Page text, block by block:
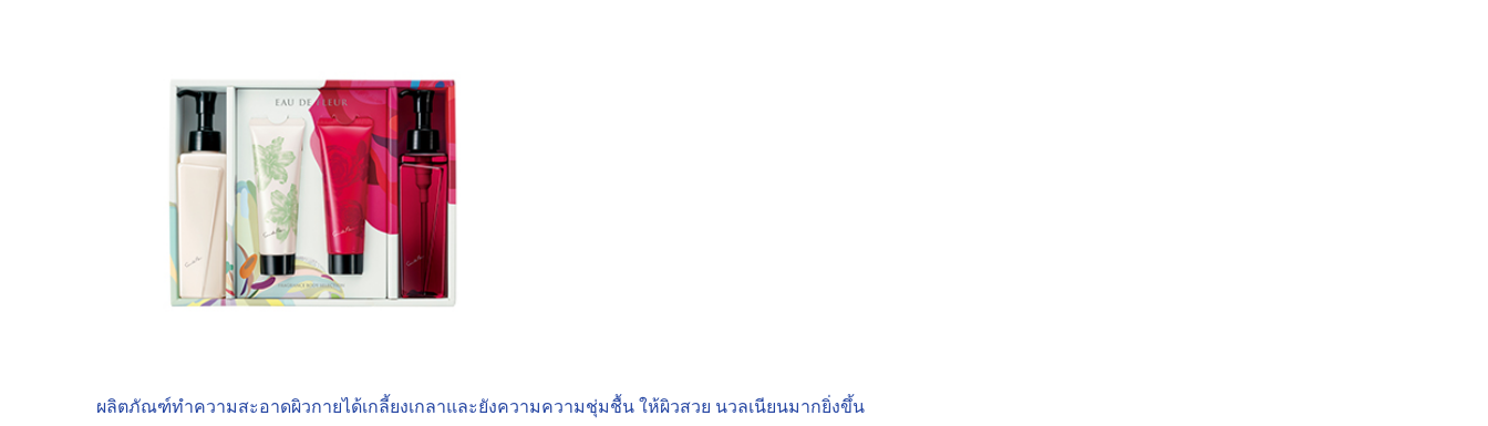
ผลิตภัณฑ์ทำความสะอาดผิวกายได้เกลี้ยงเกลาและยังความความชุ่มชื้น ให้ผิวสวย นวลเนียนมากยิ่งขึ้น